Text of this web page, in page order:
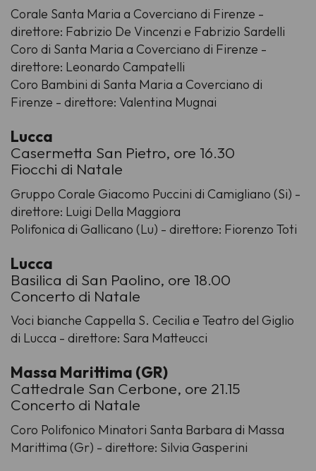
Corale Santa Maria a Coverciano di Firenze -
direttore: Fabrizio De Vincenzi e Fabrizio Sardelli
Coro di Santa Maria a Coverciano di Firenze -
direttore: Leonardo Campatelli
Coro Bambini di Santa Maria a Coverciano di
Firenze - direttore: Valentina Mugnai
Lucca
Casermetta San Pietro, ore 16.30
Fiocchi di Natale
Gruppo Corale Giacomo Puccini di Camigliano (Si) -
direttore: Luigi Della Maggiora
Polifonica di Gallicano (Lu) - direttore: Fiorenzo Toti
Lucca
Basilica di San Paolino, ore 18.00
Concerto di Natale
Voci bianche Cappella S. Cecilia e Teatro del Giglio
di Lucca - direttore: Sara Matteucci
Massa Marittima (GR)
Cattedrale San Cerbone, ore 21.15
Concerto di Natale
Coro Polifonico Minatori Santa Barbara di Massa
Marittima (Gr) - direttore: Silvia Gasperini